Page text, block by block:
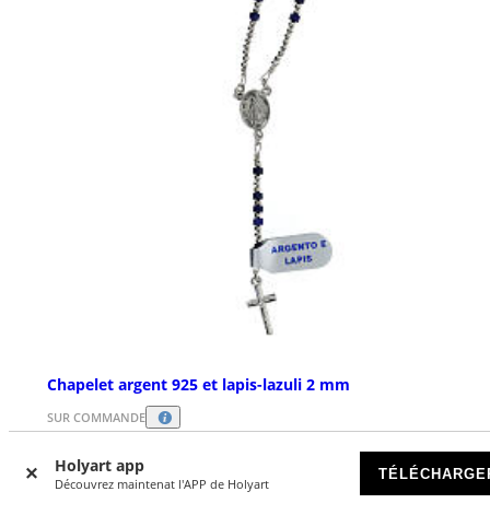
Holyart app
Découvrez maintenat l'APP de Holyart
Chapelet argent 925 et lapis-lazuli 2 mm
SUR COMMANDE
€ 75,90